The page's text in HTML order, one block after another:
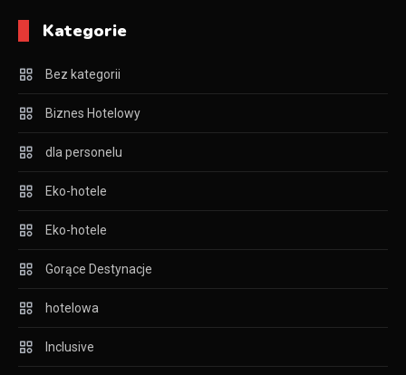
Kategorie
Bez kategorii
Biznes Hotelowy
dla personelu
Eko-hotele
Eko-hotele
Gorące Destynacje
hotelowa
Inclusive